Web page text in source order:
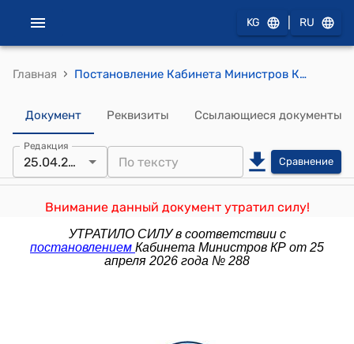
KG RU
Главная › Постановление Кабинета Министров Кыргызской Республики от 10 февраля 2023 года № 59 "О внесении изменения в постановление Кабинета Министров Кыргызской Республики "Об условиях оплаты труда работников системы социального обеспечения населения Кыргызской Республики" от 30 марта 2022 года № 184"
Документ Реквизиты Ссылающиеся документы
Редакция
25.04.2026 Сравнение
Внимание данный документ утратил силу!